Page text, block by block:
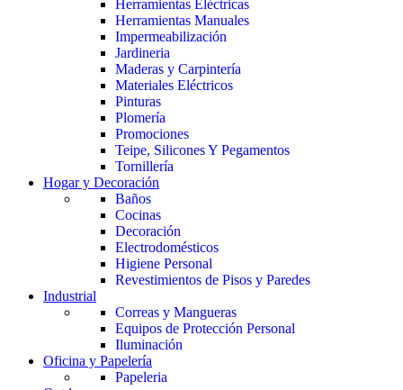
Herramientas Eléctricas
Herramientas Manuales
Impermeabilización
Jardineria
Maderas y Carpintería
Materiales Eléctricos
Pinturas
Plomería
Promociones
Teipe, Silicones Y Pegamentos
Tornillería
Hogar y Decoración
Baños
Cocinas
Decoración
Electrodomésticos
Higiene Personal
Revestimientos de Pisos y Paredes
Industrial
Correas y Mangueras
Equipos de Protección Personal
Iluminación
Oficina y Papelería
Papeleria